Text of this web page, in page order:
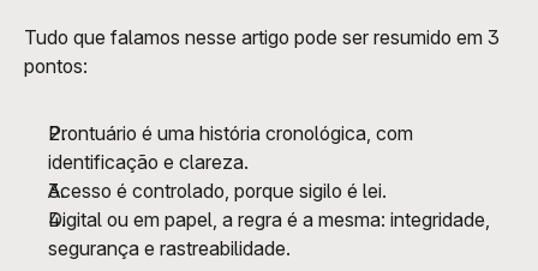
Tudo que falamos nesse artigo pode ser resumido em 3
pontos:
Prontuário é uma história cronológica, com
identificação e clareza.
Acesso é controlado, porque sigilo é lei.
Digital ou em papel, a regra é a mesma: integridade,
segurança e rastreabilidade.